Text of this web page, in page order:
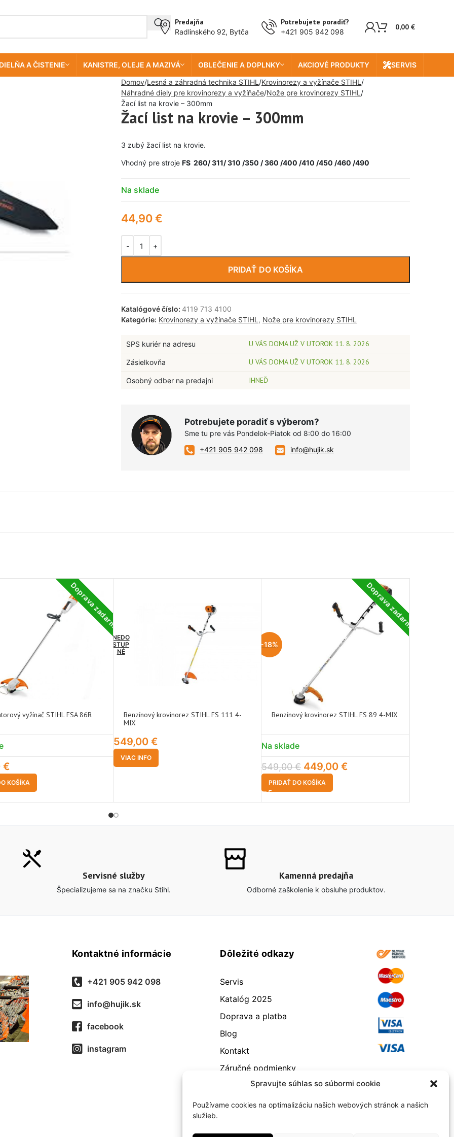
Spravujte súhlas so súbormi cookie
Používame cookies na optimalizáciu našich webových stránok a našich
služieb.
Predajňa
Radlinského 92, Bytča
Potrebujete poradiť?
+421 905 942 098
0,00 €
A ČISTENIE KANISTRE, OLEJE A MAZIVÁ OBLEČENIE A DOPLNKY AKCIOVÉ PRODUKTY
SERVIS
Domov Lesná a záhradná technika STIHL
Krovinorezy a vyžínače STIHL
Náhradné diely pre krovinorezy a vyžíňače Nože pre krovinorezy STIHL
Žací list na krovie – 300mm
Žací list na krovie – 300mm
3 zubý žací list na krovie.
Vhodný pre stroje FS 260/ 311/ 310 /350 / 360 /400 /410 /450 /460 /490
Na sklade
44,90€
PRIDAŤ DO KOŠÍKA
Katalógové číslo: 4119 713 4100
Kategórie: Krovinorezy a vyžínače STIHL , Nože pre krovinorezy STIHL
SPS kuriér na adresu U VÁS DOMA UŽ V UTOROK 11. 8. 2026
Zásielkovňa U VÁS DOMA UŽ V UTOROK 11. 8. 2026
Osobný odber na predajni IHNEĎ
Potrebujete poradiť s výberom?
Sme tu pre vás Pondelok-Piatok od 8:00 do 16:00
+421 905 942 098
info@hujik.sk
Doprava zadarmo
vyžínač STIHL FSA 86R
€
KOŠÍKA
NEDO
STUP
NÉ
Benzínový krovinorez STIHL FS 111 4-
MIX
549,00 €
VIAC INFO
Doprava zadarmo
-18%
Benzínový krovinorez STIHL FS 89 4-MIX
Na sklade
549,00€ 449,00 €
PRIDAŤ DO KOŠÍKA
Servisné služby
Špecializujeme sa na značku Stihl.
Kamenná predajňa
Odborné zaškolenie k obsluhe produktov.
Kontaktné informácie
+421 905 942 098
info@hujik.sk
facebook
instagram
Dôležité odkazy
Servis
Katalóg 2025
Doprava a platba
Blog
Kontakt
Záručné podmienky
Odstúpenie od zmluvy
Reklamácia a vrátenie